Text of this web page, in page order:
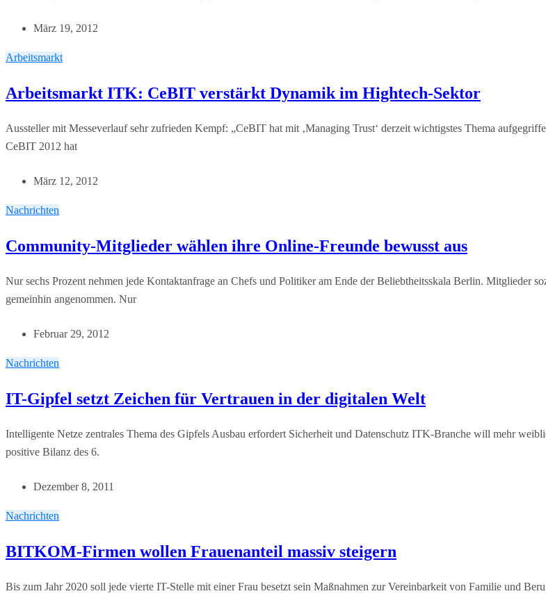
März 19, 2012
Arbeitsmarkt
Arbeitsmarkt ITK: CeBIT verstärkt Dynamik im Hightech-Sektor
Aussteller mit Messeverlauf sehr zufrieden Kempf: „CeBIT hat mit ‚Managing Trust‘ derzeit wichtigstes Thema
CeBIT 2012 hat
März 12, 2012
Nachrichten
Community-Mitglieder wählen ihre Online-Freunde bewusst aus
Nur sechs Prozent nehmen jede Kontaktanfrage an Chefs und Politiker am Ende der Beliebtheitsskala Berlin. Mitglieder
gemeinhin angenommen. Nur
Februar 29, 2012
Nachrichten
IT-Gipfel setzt Zeichen für Vertrauen in der digitalen Welt
Intelligente Netze zentrales Thema des Gipfels Ausbau erfordert Sicherheit und Datenschutz ITK-Branche will mehr
positive Bilanz des 6.
Dezember 8, 2011
Nachrichten
BITKOM-Firmen wollen Frauenanteil massiv steigern
Bis zum Jahr 2020 soll jede vierte IT-Stelle mit einer Frau besetzt sein Maßnahmen zur Vereinbarkeit von Familie und